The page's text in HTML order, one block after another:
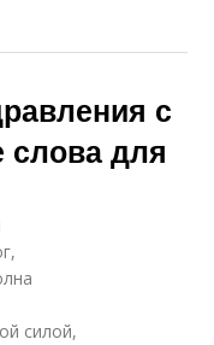
с
для
силой,